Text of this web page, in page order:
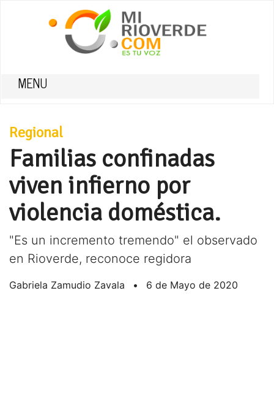
MENU
Regional
Familias confinadas
viven infierno por
violencia doméstica.
"Es un incremento tremendo" el observado
en Rioverde, reconoce regidora
Gabriela Zamudio Zavala • 6 de Mayo de 2020